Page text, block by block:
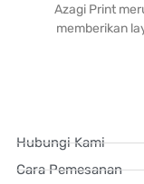
Azagi Print
memberikan
Hubungi Kami
Cara Pemesanan